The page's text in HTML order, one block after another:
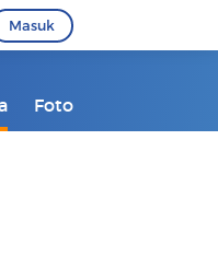
Masuk
Foto